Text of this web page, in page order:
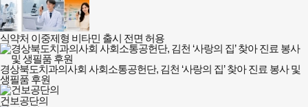
식약처 이중제형 비타민 출시 전면 허용
경상북도치과의사회 사회소통공헌단, 김천 ‘사랑의 집’ 찾아 진료 봉사 및
생필품 후원
건보공단의